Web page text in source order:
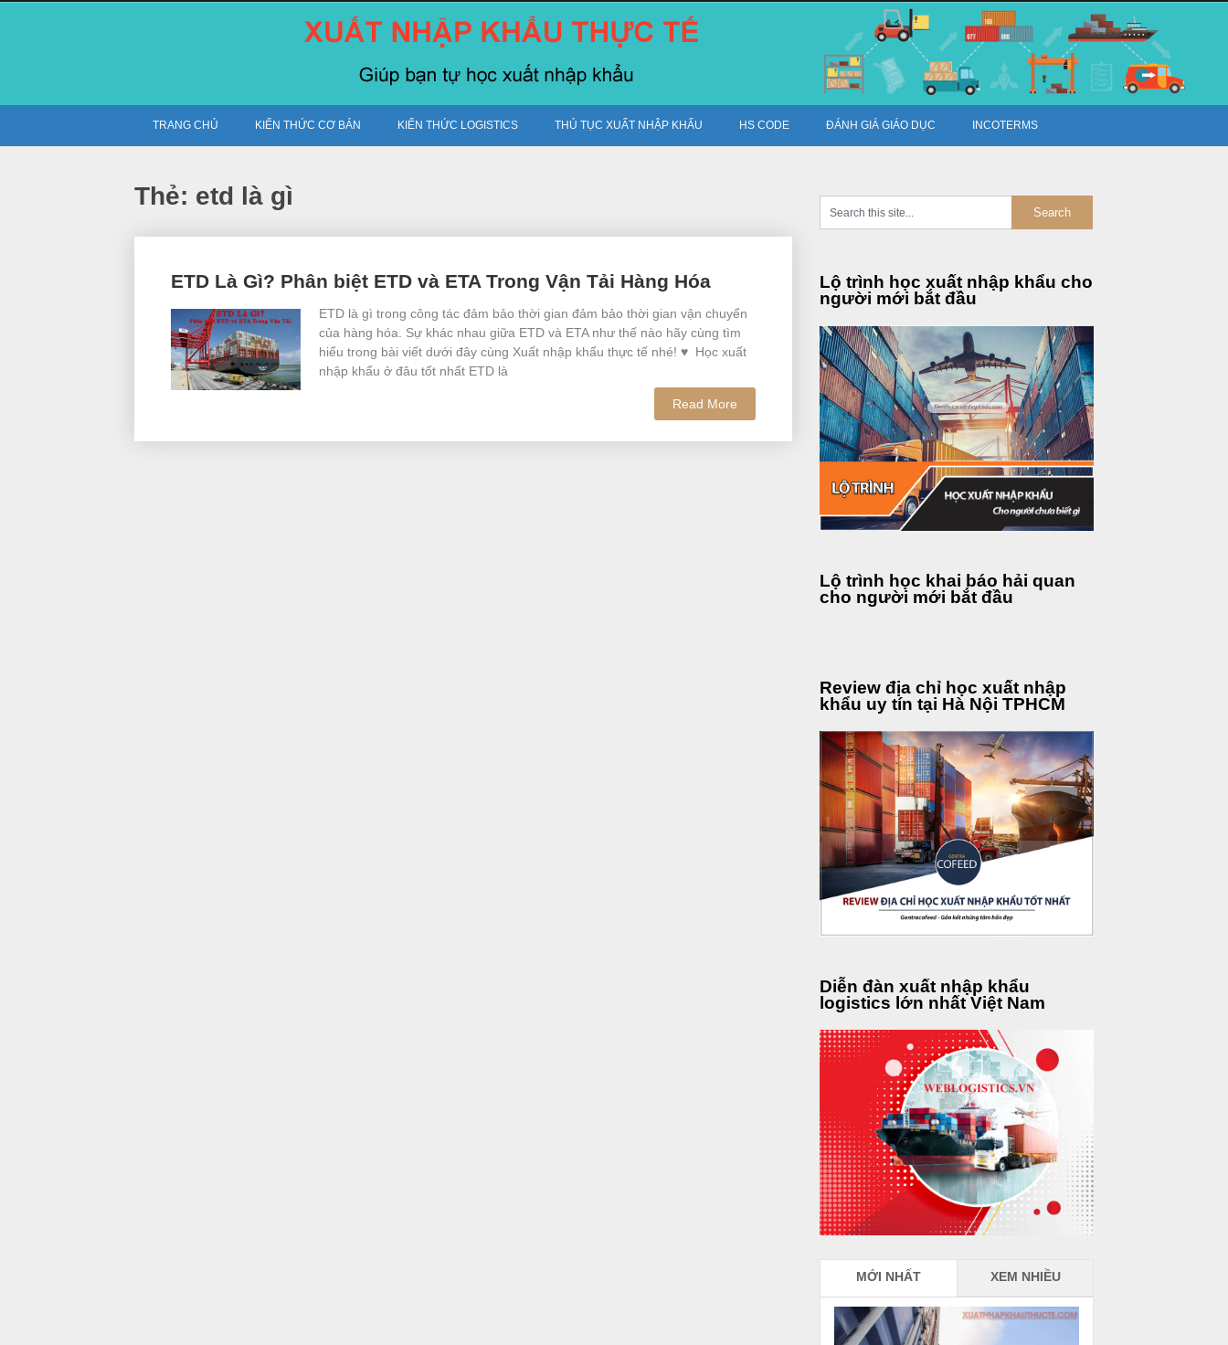
TRANG CHỦ KIẾN THỨC CƠ BẢN KIẾN THỨC LOGISTICS THỦ TỤC XUẤT NHẬP KHẨU HS CODE ĐÁNH GIÁ GIÁO DỤC INCOTERMS
Thẻ: etd là gì
ETD Là Gì? Phân biệt ETD và ETA Trong Vận Tải Hàng Hóa
ETD là gì trong công tác đảm bảo thời gian đảm bảo thời gian vận chuyển
của hàng hóa. Sự khác nhau giữa ETD và ETA như thế nào hãy cùng tìm
hiểu trong bài viết dưới đây cùng Xuất nhập khẩu thực tế nhé! ♥ Học xuất
nhập khẩu ở đâu tốt nhất ETD là
Read More
navigation
Lộ trình học xuất nhập khẩu cho
người mới bắt đầu
Lộ trình học khai báo hải quan
cho người mới bắt đầu
Review địa chỉ học xuất nhập
khẩu uy tín tại Hà Nội TPHCM
Diễn đàn xuất nhập khẩu
logistics lớn nhất Việt Nam
MỚI NHẤT XEM NHIỀU